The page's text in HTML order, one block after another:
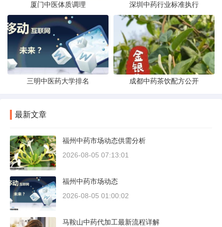
厦门中医体质调理 深圳中药行业标准执行
三明中医药大学排名 成都中药茶饮配方公开
最新文章
福州中药市场动态供需分析
2026-08-05 07:13:01
福州中药市场动态
2026-08-05 01:00:02
马鞍山中药代加工最新流程详解